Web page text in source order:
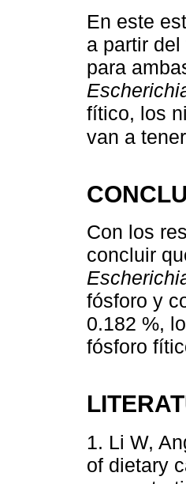
En este
a partir
para
fítico, los
van a
Con los
concluir
fósforo y
0.182 %,
fósforo
1. Li W,
of dietary